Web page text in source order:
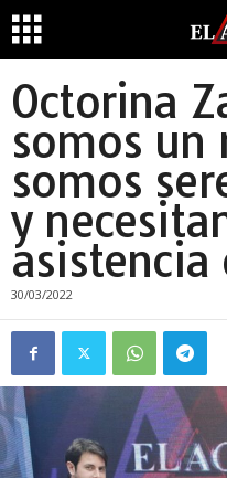
Octorina
somos un
somos
y
asistencia
30/03/2022